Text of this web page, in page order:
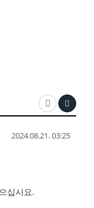
2024.08.21. 03:25
십시요.